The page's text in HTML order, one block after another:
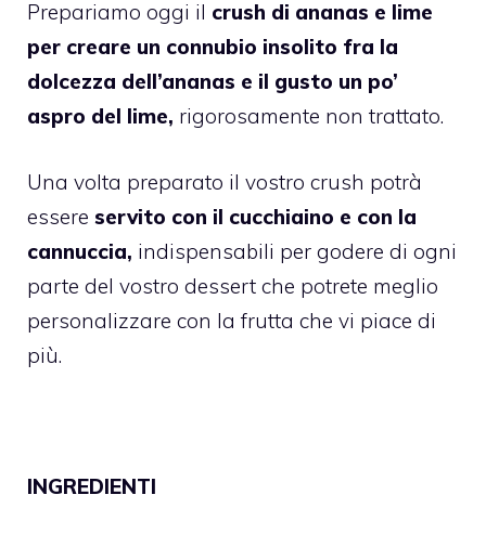
Prepariamo oggi il crush di ananas e lime
per creare un connubio insolito fra la
dolcezza dell’ananas e il gusto un po’
aspro del lime, rigorosamente non trattato.
Una volta preparato il vostro crush potrà
essere servito con il cucchiaino e con la
cannuccia, indispensabili per godere di ogni
parte del vostro dessert che potrete meglio
personalizzare con la frutta che vi piace di
più.
INGREDIENTI